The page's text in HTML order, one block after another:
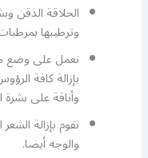
الحلاقة الذقن
وترطيبها
نعمل على وضع
بإزالة كافة
وأناقة على
نقوم بإزالة
والوجه أيضا.